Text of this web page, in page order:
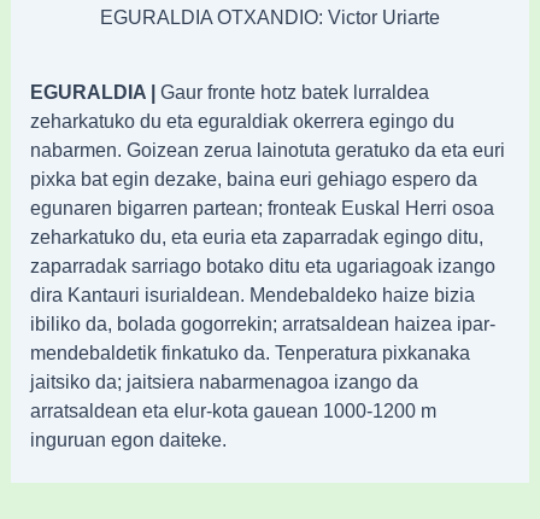
EGURALDIA OTXANDIO: Victor Uriarte
EGURALDIA | Gaur fronte hotz batek lurraldea
zeharkatuko du eta eguraldiak okerrera egingo du
nabarmen. Goizean zerua lainotuta geratuko da eta euri
pixka bat egin dezake, baina euri gehiago espero da
egunaren bigarren partean; fronteak Euskal Herri osoa
zeharkatuko du, eta euria eta zaparradak egingo ditu,
zaparradak sarriago botako ditu eta ugariagoak izango
dira Kantauri isurialdean. Mendebaldeko haize bizia
ibiliko da, bolada gogorrekin; arratsaldean haizea ipar-
mendebaldetik finkatuko da. Tenperatura pixkanaka
jaitsiko da; jaitsiera nabarmenagoa izango da
arratsaldean eta elur-kota gauean 1000-1200 m
inguruan egon daiteke.